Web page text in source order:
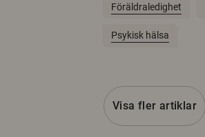
Föräldraledighet
Psykisk hälsa
Visa fler artiklar